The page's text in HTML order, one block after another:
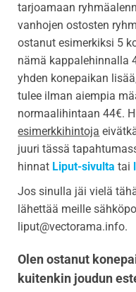
tarjoamaan
vanhojen ostosten
ostanut esimerkiksi 5
nämä kappalehinnalla
yhden konepaikan
tulee ilman aiempia
normaalihintaan 44€.
esimerkkihintoja
juuri tässä
hinnat Liput-sivulta tai
Jos sinulla jäi vielä
lähettää meille
liput@vectorama.info.
Olen ostanut
kuitenkin joudun